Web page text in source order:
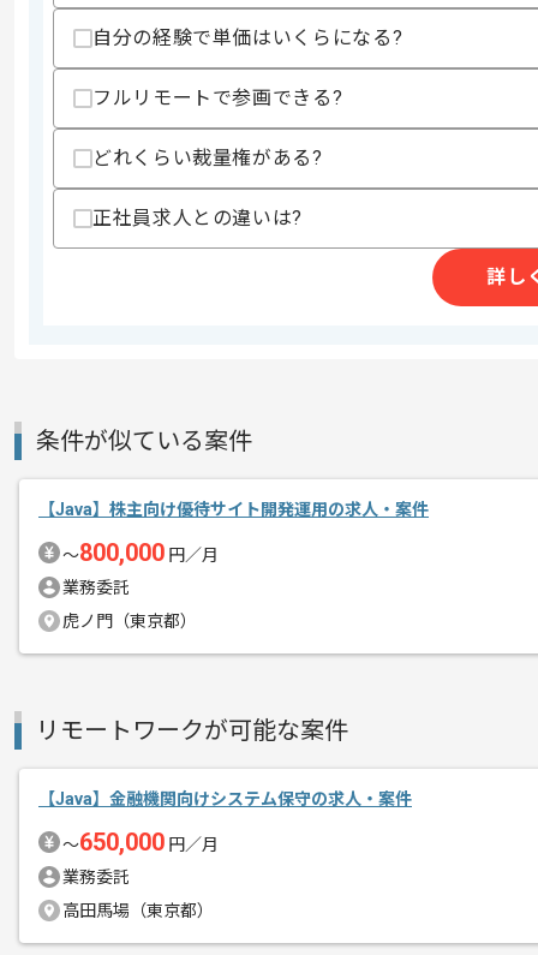
精算・お支払い
支払いサイト
商談回数
1回
エージェントからのコ
メント
レバテックでの実績がある企業の案件
自分の経験で単価はいくらになる?
フルリモートで参画できる?
どれくらい裁量権がある?
正社員求人との違いは?
詳し
条件が似ている案件
【Java】株主向け優待サイト開発運用の求人・案件
〜800,000 円／月
業務委託
虎ノ門（東京都）
リモートワークが可能な案件
【Java】金融機関向けシステム保守の求人・案件
〜650,000 円／月
業務委託
高田馬場（東京都）